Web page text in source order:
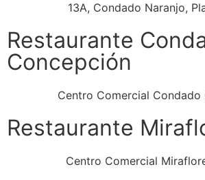
13A, Condado Naranjo,
Restaurante
Concepción
Centro Comercial Condado
Restaurante
Centro Comercial